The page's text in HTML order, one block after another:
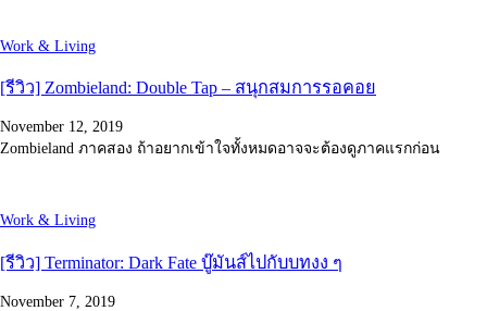
Work & Living
[รีวิว] Zombieland: Double Tap – สนุกสมการรอคอย
November 12, 2019
Zombieland ภาคสอง ถ้าอยากเข้าใจทั้งหมดอาจจะต้องดูภาคแรกก่อน
Work & Living
[รีวิว] Terminator: Dark Fate บู๊มันส์ไปกับบทงง ๆ
November 7, 2019